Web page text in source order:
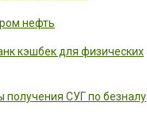
нефть
кэшбек для физических
получения СУГ по безналу